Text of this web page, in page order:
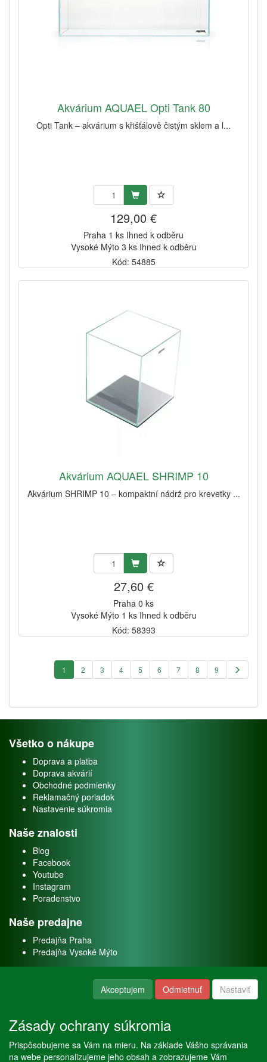
Akvárium AQUAEL Opti Tank 80
Opti Tank – akvárium s křišťálově čistým sklem a l...
129,00 €
Praha 1 ks Ihned k odběru
Vysoké Mýto 3 ks Ihned k odběru
Kód: 54885
Akvárium AQUAEL SHRIMP 10
Akvárium SHRIMP 10 – kompaktní nádrž pro krevetky ...
27,60 €
Praha 0 ks
Vysoké Mýto 1 ks Ihned k odběru
Kód: 58393
1 2 3 4 5 6 7 8 9
Všetko o nákupe
Doprava a platba
Doprava akvárií
Obchodné podmienky
Reklamačný poriadok
Nastavenie súkromia
Naše znalosti
Blog
Facebook
Youtube
Instagram
Poradenstvo
Naše predajne
Predajňa Praha
Predajňa Vysoké Mýto
Naše služby
Servis
Predaj akváriových rýb
Akceptujem Odmietnuť Nastaviť
Zásady ochrany súkromia
Prispôsobujeme sa Vám na mieru. Na základe Vášho správania
na webe personalizujeme jeho obsah a zobrazujeme Vám